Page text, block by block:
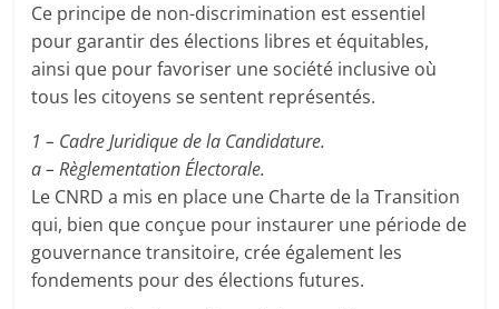
Ce principe de non-discrimination est essentiel
pour garantir des élections libres et équitables,
ainsi que pour favoriser une société inclusive où
tous les citoyens se sentent représentés.
1 – Cadre Juridique de la Candidature.
a – Règlementation Électorale.
Le CNRD a mis en place une Charte de la Transition
qui, bien que conçue pour instaurer une période de
gouvernance transitoire, crée également les
fondements pour des élections futures.